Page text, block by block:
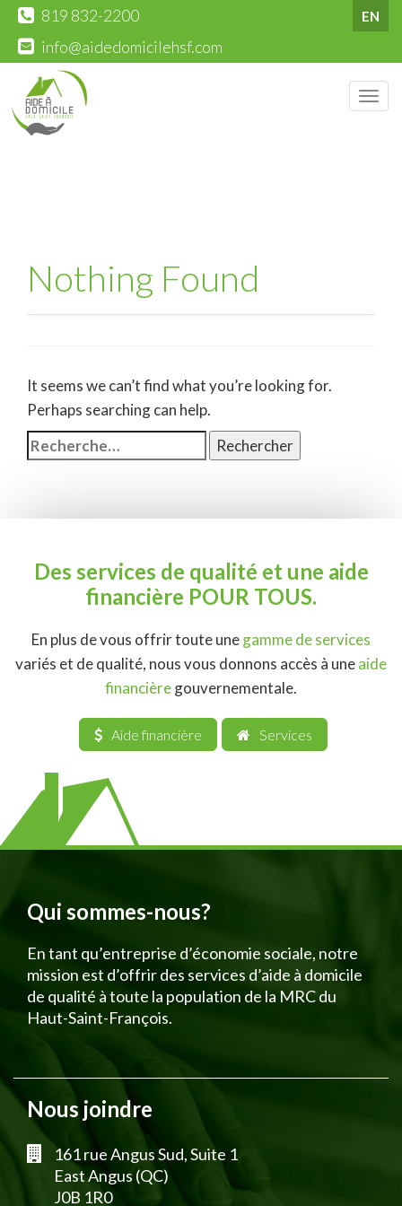
EN
819 832-2200
info@aidedomicilehsf.com
Nothing Found
It seems we can’t find what you’re looking for.
Perhaps searching can help.
Rechercher :
Des services de qualité et une aide
financière POUR TOUS.
En plus de vous offrir toute unegamme de services
variés et de qualité, nous vous donnons accès à uneaide
financièregouvernementale.
Aide financière Services
Qui sommes-nous?
En tant qu’entreprise d’économie sociale, notre
mission est d’offrir des services d’aide à domicile
de qualité à toute la population de la MRC du
Haut-Saint-François.
Nous joindre
161 rue Angus Sud, Suite 1
East Angus (QC)
J0B 1R0